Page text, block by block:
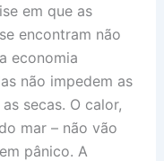
em que as
encontram não
economia
não impedem as
secas. O calor,
mar – não vão
pânico. A